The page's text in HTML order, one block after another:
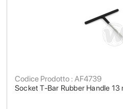
Socket T-Bar Rubber Handle 13
Codice Prodotto : AF4739